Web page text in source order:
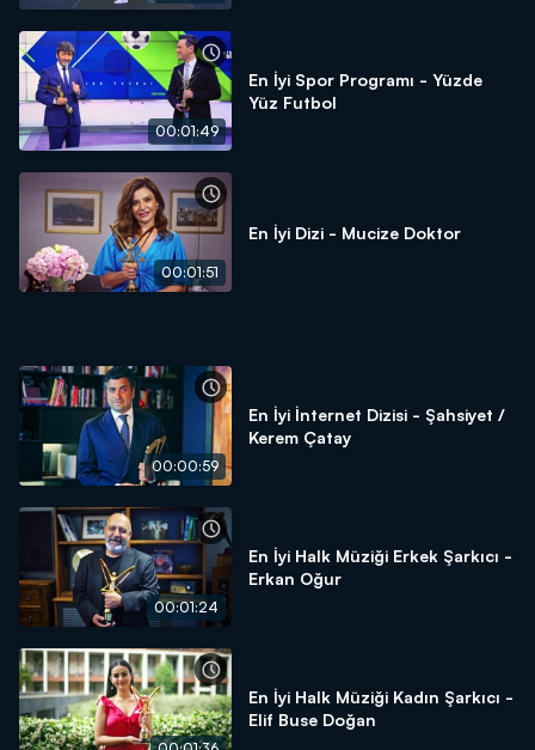
00:01:49
En İyi Spor Programı - Yüzde
Yüz Futbol
00:01:51
En İyi Dizi - Mucize Doktor
00:00:59
En İyi İnternet Dizisi - Şahsiyet /
Kerem Çatay
00:01:24
En İyi Halk Müziği Erkek Şarkıcı -
Erkan Oğur
En İyi Halk Müziği Kadın Şarkıcı -
Elif Buse Doğan